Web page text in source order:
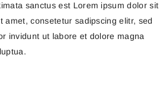
sanctus est Lorem ipsum dolor sit
amet, consetetur sadipscing elitr, sed
invidunt ut labore et dolore magna